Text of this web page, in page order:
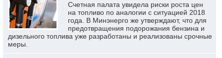
Счетная палата увидела риски роста цен
на топливо по аналогии с ситуацией 2018
года. В Минэнерго же утверждают, что для
предотвращения подорожания бензина и
дизельного топлива уже разработаны и реализованы срочные
меры.